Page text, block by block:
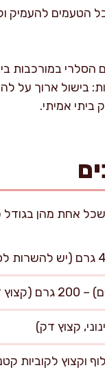
הטעמים להעמיק
במורכבות
בישול ארוך על
אמיתי.
דק)